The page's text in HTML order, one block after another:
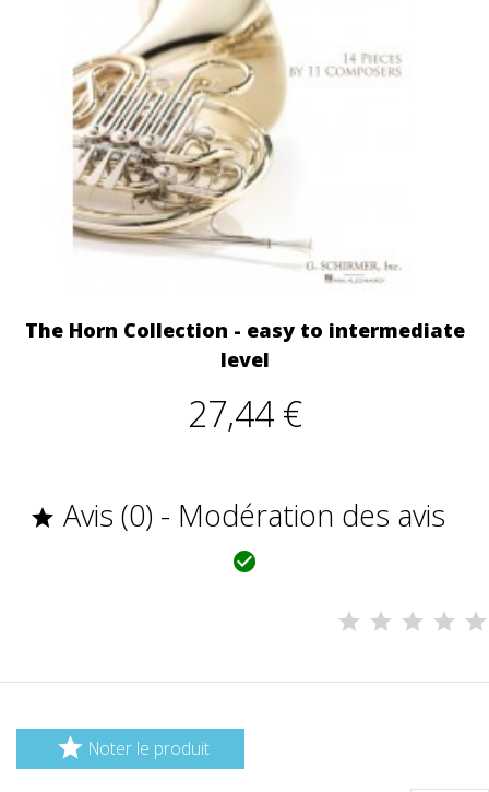
The Horn Collection - easy to intermediate
level
27,44 €
 Avis (0) - Modération des avis

 Noter le produit